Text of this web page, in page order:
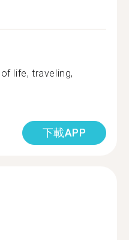
life, traveling,
下載APP